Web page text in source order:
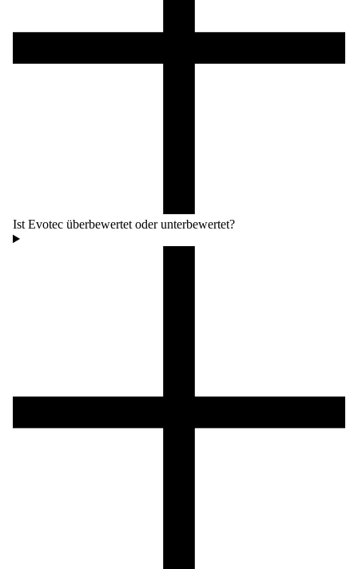
Ist Evotec überbewertet oder unterbewertet?